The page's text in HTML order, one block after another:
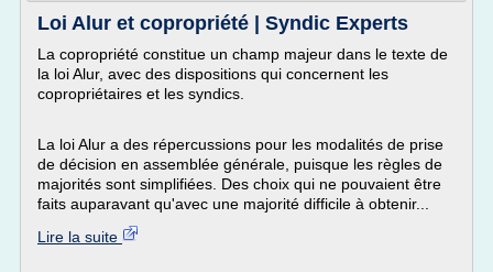
Loi Alur et copropriété | Syndic Experts
La copropriété constitue un champ majeur dans le texte de
la loi Alur, avec des dispositions qui concernent les
copropriétaires et les syndics.
La loi Alur a des répercussions pour les modalités de prise
de décision en assemblée générale, puisque les règles de
majorités sont simplifiées. Des choix qui ne pouvaient être
faits auparavant qu'avec une majorité difficile à obtenir...
Lire la suite